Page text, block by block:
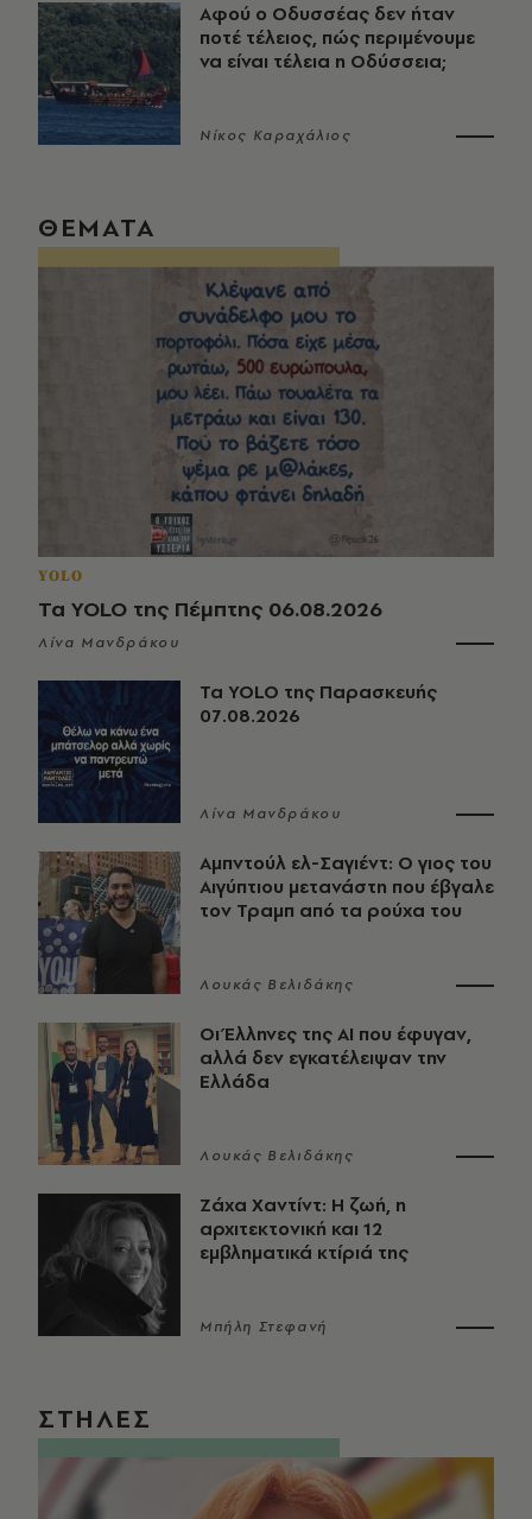
Αφού ο Οδυσσέας δεν ήταν
ποτέ τέλειος, πώς περιμένουμε
να είναι τέλεια η Οδύσσεια;
Νίκος Καραχάλιος
ΘΕΜΑΤΑ
YOLO
Τα YOLO της Πέμπτης 06.08.2026
Λίνα Μανδράκου
Τα YOLO της Παρασκευής
07.08.2026
Λίνα Μανδράκου
Αμπντούλ ελ-Σαγιέντ: Ο γιος του
Αιγύπτιου μετανάστη που έβγαλε
τον Τραμπ από τα ρούχα του
Λουκάς Βελιδάκης
Οι Έλληνες της ΑΙ που έφυγαν,
αλλά δεν εγκατέλειψαν την
Ελλάδα
Λουκάς Βελιδάκης
Ζάχα Χαντίντ: Η ζωή, η
αρχιτεκτονική και 12
εμβληματικά κτίριά της
Μπήλη Στεφανή
ΣΤΗΛΕΣ